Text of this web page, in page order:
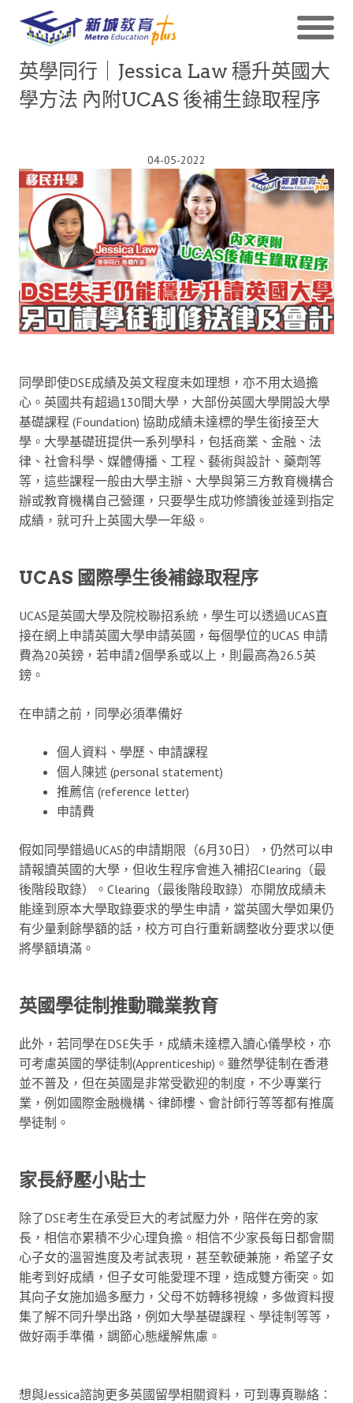
英學同行｜Jessica Law 穩升英國大
學方法 內附UCAS 後補生錄取程序
04-05-2022
同學即使DSE成績及英文程度未如理想，亦不用太過擔
心。英國共有超過130間大學，大部份英國大學開設大學
基礎課程 (Foundation) 協助成績未達標的學生銜接至大
學。大學基礎班提供一系列學科，包括商業、金融、法
律、社會科學、媒體傳播、工程、藝術與設計、藥劑等
等，這些課程一般由大學主辦、大學與第三方教育機構合
辦或教育機構自己營運，只要學生成功修讀後並達到指定
成績，就可升上英國大學一年級。
UCAS 國際學生後補錄取程序
UCAS是英國大學及院校聯招系統，學生可以透過UCAS直
接在網上申請英國大學申請英國，每個學位的UCAS 申請
費為20英鎊，若申請2個學系或以上，則最高為26.5英
鎊。
在申請之前，同學必須準備好
個人資料、學歷、申請課程
個人陳述 (personal statement)
推薦信 (reference letter)
申請費
假如同學錯過UCAS的申請期限（6月30日），仍然可以申
請報讀英國的大學，但收生程序會進入補招Clearing（最
後階段取錄）。Clearing（最後階段取錄）亦開放成績未
能達到原本大學取錄要求的學生申請，當英國大學如果仍
有少量剩餘學額的話，校方可自行重新調整收分要求以便
將學額填滿。
英國學徒制推動職業教育
此外，若同學在DSE失手，成績未達標入讀心儀學校，亦
可考慮英國的學徒制(Apprenticeship)。雖然學徒制在香港
並不普及，但在英國是非常受歡迎的制度，不少專業行
業，例如國際金融機構、律師樓、會計師行等等都有推廣
學徒制。
家長紓壓小貼士
除了DSE考生在承受巨大的考試壓力外，陪伴在旁的家
長，相信亦累積不少心理負擔。相信不少家長每日都會關
心子女的溫習進度及考試表現，甚至軟硬兼施，希望子女
能考到好成績，但子女可能愛理不理，造成雙方衝突。如
其向子女施加過多壓力，父母不妨轉移視線，多做資料搜
集了解不同升學出路，例如大學基礎課程、學徒制等等，
做好兩手準備，調節心態緩解焦慮。
想與Jessica諮詢更多英國留學相關資料，可到專頁聯絡︰